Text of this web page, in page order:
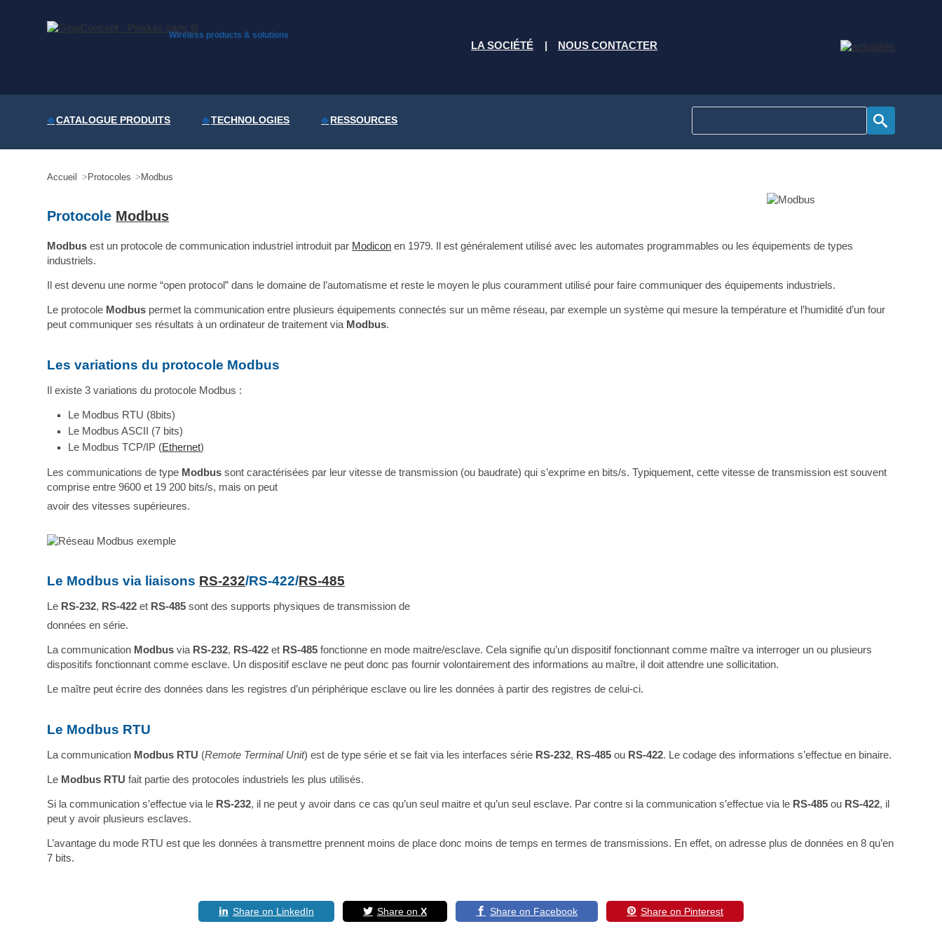
Wireless products & solutions
LA SOCIÉTÉ NOUS CONTACTER
CATALOGUE PRODUITS TECHNOLOGIES RESSOURCES
Accueil Protocoles Modbus
Protocole Modbus
Modbus est un protocole de communication industriel introduit par Modicon en 1979. Il est généralement utilisé avec les automates programmables ou les équipements de types
industriels.
Il est devenu une norme “open protocol” dans le domaine de l’automatisme et reste le moyen le plus couramment utilisé pour faire communiquer des équipements industriels.
Le protocole Modbus permet la communication entre plusieurs équipements connectés sur un même réseau, par exemple un système qui mesure la température et l’humidité d’un four
peut communiquer ses résultats à un ordinateur de traitement via Modbus.
Les variations du protocole Modbus
Il existe 3 variations du protocole Modbus :
Le Modbus RTU (8bits)
Le Modbus ASCII (7 bits)
Le Modbus TCP/IP (Ethernet)
Les communications de type Modbus sont caractérisées par leur vitesse de transmission (ou baudrate) qui s’exprime en bits/s. Typiquement, cette vitesse de transmission est souvent
comprise entre 9600 et 19 200 bits/s, mais on peut
avoir des vitesses supérieures.
Le Modbus via liaisons RS-232/RS-422/RS-485
Le RS-232, RS-422 et RS-485 sont des supports physiques de transmission de
données en série.
La communication Modbus via RS-232, RS-422 et RS-485 fonctionne en mode maitre/esclave. Cela signifie qu’un dispositif fonctionnant comme maître va interroger un ou plusieurs
dispositifs fonctionnant comme esclave. Un dispositif esclave ne peut donc pas fournir volontairement des informations au maître, il doit attendre une sollicitation.
Le maître peut écrire des données dans les registres d’un périphérique esclave ou lire les données à partir des registres de celui-ci.
Le Modbus RTU
La communication Modbus RTU (Remote Terminal Unit) est de type série et se fait via les interfaces série RS-232, RS-485 ou RS-422. Le codage des informations s’effectue en binaire.
Le Modbus RTU fait partie des protocoles industriels les plus utilisés.
Si la communication s’effectue via le RS-232, il ne peut y avoir dans ce cas qu’un seul maitre et qu’un seul esclave. Par contre si la communication s’effectue via le RS-485 ou RS-422, il
peut y avoir plusieurs esclaves.
L’avantage du mode RTU est que les données à transmettre prennent moins de place donc moins de temps en termes de transmissions. En effet, on adresse plus de données en 8 qu’en
7 bits.
Share on LinkedIn Share on X Share on Facebook Share on Pinterest